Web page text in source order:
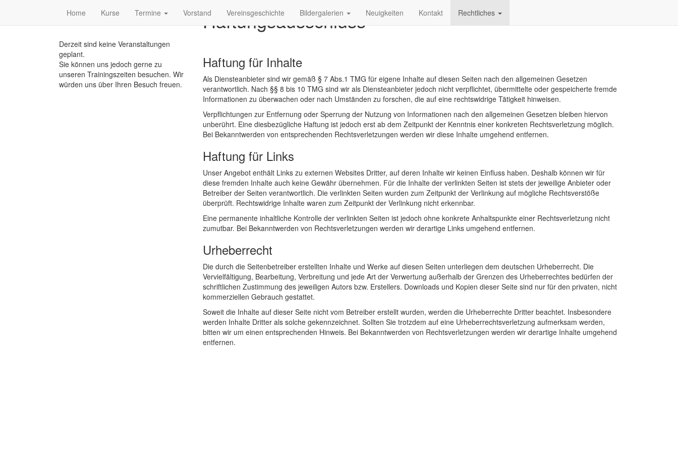
Home Kurse Termine Vorstand Vereinsgeschichte Bildergalerien Neuigkeiten Kontakt Rechtliches
Veranstaltungen
Derzeit sind keine Veranstaltungen
geplant.
Sie können uns jedoch gerne zu
unseren Trainingszeiten besuchen. Wir
würden uns über Ihren Besuch freuen.
Haftungsausschluss
Haftung für Inhalte
Als Diensteanbieter sind wir gemäß § 7 Abs.1 TMG für eigene Inhalte auf diesen Seiten nach den allgemeinen Gesetzen
verantwortlich. Nach §§ 8 bis 10 TMG sind wir als Diensteanbieter jedoch nicht verpflichtet, übermittelte oder gespeicherte fremde
Informationen zu überwachen oder nach Umständen zu forschen, die auf eine rechtswidrige Tätigkeit hinweisen.
Verpflichtungen zur Entfernung oder Sperrung der Nutzung von Informationen nach den allgemeinen Gesetzen bleiben hiervon
unberührt. Eine diesbezügliche Haftung ist jedoch erst ab dem Zeitpunkt der Kenntnis einer konkreten Rechtsverletzung möglich.
Bei Bekanntwerden von entsprechenden Rechtsverletzungen werden wir diese Inhalte umgehend entfernen.
Haftung für Links
Unser Angebot enthält Links zu externen Websites Dritter, auf deren Inhalte wir keinen Einfluss haben. Deshalb können wir für
diese fremden Inhalte auch keine Gewähr übernehmen. Für die Inhalte der verlinkten Seiten ist stets der jeweilige Anbieter oder
Betreiber der Seiten verantwortlich. Die verlinkten Seiten wurden zum Zeitpunkt der Verlinkung auf mögliche Rechtsverstöße
überprüft. Rechtswidrige Inhalte waren zum Zeitpunkt der Verlinkung nicht erkennbar.
Eine permanente inhaltliche Kontrolle der verlinkten Seiten ist jedoch ohne konkrete Anhaltspunkte einer Rechtsverletzung nicht
zumutbar. Bei Bekanntwerden von Rechtsverletzungen werden wir derartige Links umgehend entfernen.
Urheberrecht
Die durch die Seitenbetreiber erstellten Inhalte und Werke auf diesen Seiten unterliegen dem deutschen Urheberrecht. Die
Vervielfältigung, Bearbeitung, Verbreitung und jede Art der Verwertung außerhalb der Grenzen des Urheberrechtes bedürfen der
schriftlichen Zustimmung des jeweiligen Autors bzw. Erstellers. Downloads und Kopien dieser Seite sind nur für den privaten, nicht
kommerziellen Gebrauch gestattet.
Soweit die Inhalte auf dieser Seite nicht vom Betreiber erstellt wurden, werden die Urheberrechte Dritter beachtet. Insbesondere
werden Inhalte Dritter als solche gekennzeichnet. Sollten Sie trotzdem auf eine Urheberrechtsverletzung aufmerksam werden,
bitten wir um einen entsprechenden Hinweis. Bei Bekanntwerden von Rechtsverletzungen werden wir derartige Inhalte umgehend
entfernen.